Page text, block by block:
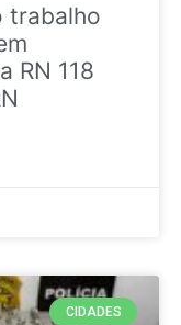
trabalho
RN 118
CIDADES